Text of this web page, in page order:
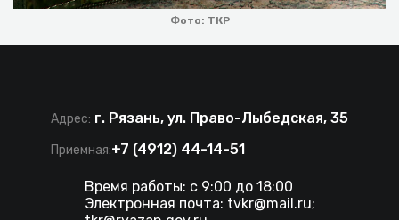
Фото: ТКР
Адрес: г. Рязань, ул. Право-Лыбедская, 35
Приемная:+7 (4912) 44-14-51
Время работы: с 9:00 до 18:00
Электронная почта: tvkr@mail.ru;